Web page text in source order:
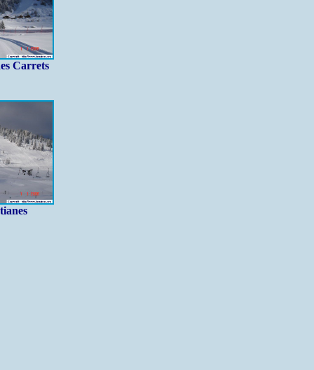
Carrets